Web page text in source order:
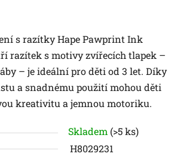
s razítky Hape Pawprint Ink
razítek s motivy zvířecích tlapek –
– je ideální pro děti od 3 let. Díky
a snadnému použití mohou děti
kreativitu a jemnou motoriku.
Skladem (>5 ks)
H8029231